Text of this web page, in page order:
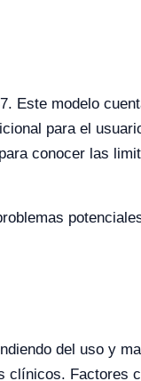
Este modelo
para el
conocer las
del uso y
clínicos. Factores